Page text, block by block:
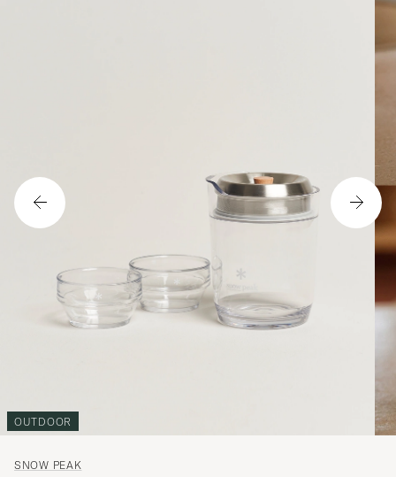
OUTDOOR
SNOW PEAK